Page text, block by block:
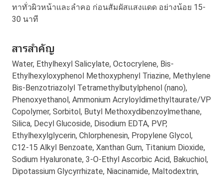
ทาทั่วผิวหน้าและลำคอ ก่อนสัมผัสแสงแดด อย่างน้อย 15-
30 นาที
สารสำคัญ
Water, Ethylhexyl Salicylate, Octocrylene, Bis-
Ethylhexyloxyphenol Methoxyphenyl Triazine, Methylene
Bis-Benzotriazolyl Tetramethylbutylphenol (nano),
Phenoxyethanol, Ammonium Acryloyldimethyltaurate/VP
Copolymer, Sorbitol, Butyl Methoxydibenzoylmethane,
Silica, Decyl Glucoside, Disodium EDTA, PVP,
Ethylhexylglycerin, Chlorphenesin, Propylene Glycol,
C12-15 Alkyl Benzoate, Xanthan Gum, Titanium Dioxide,
Sodium Hyaluronate, 3-O-Ethyl Ascorbic Acid, Bakuchiol,
Dipotassium Glycyrrhizate, Niacinamide, Maltodextrin,